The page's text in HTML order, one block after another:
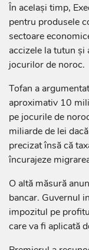
În același timp,
pentru produsele
sectoare
accizele la tutun și
jocurilor de noroc.
Tofan a
aproximativ 10
pe jocurile de
miliarde de lei
precizat însă că
încurajeze
O altă măsură
bancar. Guvernul
impozitul pe
care va fi aplicată